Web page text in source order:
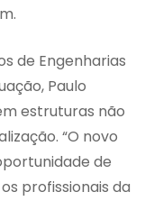
de Engenharias
Paulo
estruturas não
“O novo
de
profissionais da